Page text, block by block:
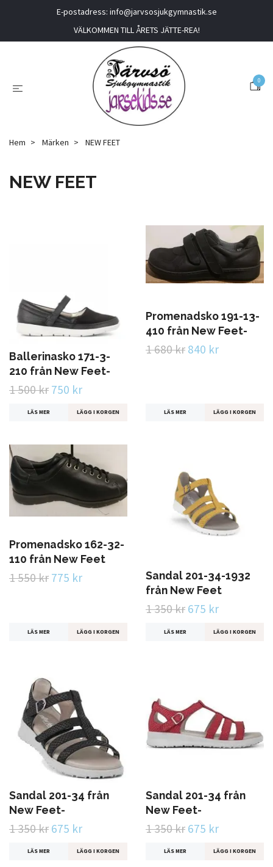
E-postadress: info@jarvsosjukgymnastik.se
VÄLKOMMEN TILL ÅRETS JÄTTE-REA!
0
Hem Märken NEW FEET
NEW FEET
Ballerinasko 171-3-
210 från New Feet-
1 500 kr 750 kr
LÄS MER LÄGG I KORGEN
Promenadsko 191-13-
410 från New Feet-
1 680 kr 840 kr
LÄS MER LÄGG I KORGEN
Promenadsko 162-32-
110 från New Feet
1 550 kr 775 kr
LÄS MER LÄGG I KORGEN
Sandal 201-34-1932
från New Feet
1 350 kr 675 kr
LÄS MER LÄGG I KORGEN
Sandal 201-34 från
New Feet-
1 350 kr 675 kr
LÄS MER LÄGG I KORGEN
Sandal 201-34 från
New Feet-
1 350 kr 675 kr
LÄS MER LÄGG I KORGEN